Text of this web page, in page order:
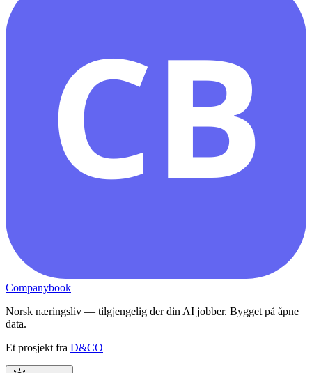
CB
Companybook
Norsk næringsliv — tilgjengelig der din AI jobber. Bygget på åpne
data.
Et prosjekt fra D&CO